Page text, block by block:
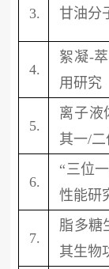
3. 甘油分
4.
絮凝-
用研究
5.
离子液
其一/
6.
“三位
性能研
7.
脂多糖
其生物